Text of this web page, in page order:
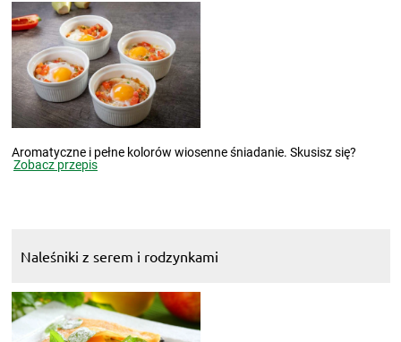
Aromatyczne i pełne kolorów wiosenne śniadanie. Skusisz się?
Zobacz przepis
Naleśniki z serem i rodzynkami